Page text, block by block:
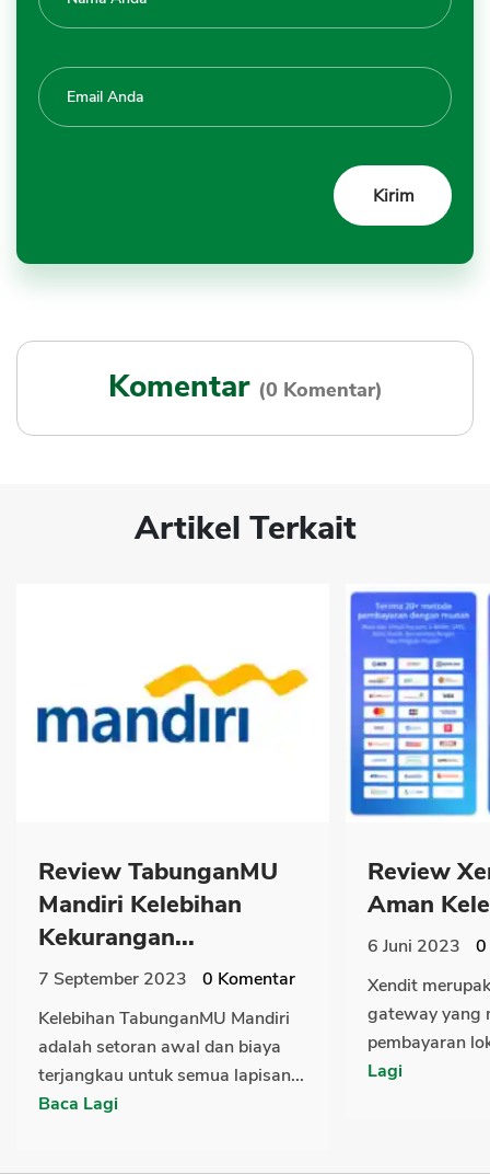
Komentar (0 Komentar)
Artikel Terkait
Review TabunganMU
Mandiri Kelebihan
Kekurangan...
7 September 2023 0 Komentar
Kelebihan TabunganMU Mandiri
adalah setoran awal dan biaya
terjangkau untuk semua lapisan...
Baca Lagi
Review
Aman
6 Juni 2023 0
Xendit
gateway yang
pembayaran
Lagi